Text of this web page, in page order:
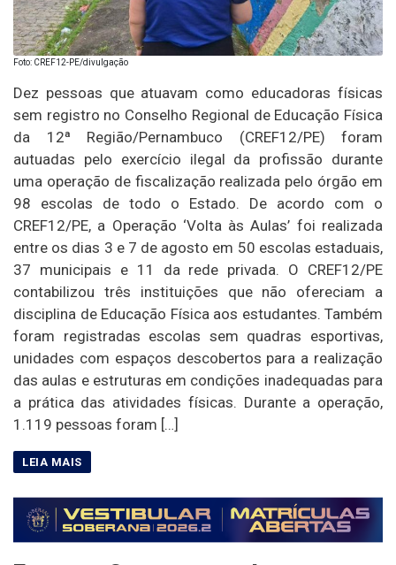
Foto: CREF12-PE/divulgação
Dez pessoas que atuavam como educadoras físicas
sem registro no Conselho Regional de Educação Física
da 12ª Região/Pernambuco (CREF12/PE) foram
autuadas pelo exercício ilegal da profissão durante
uma operação de fiscalização realizada pelo órgão em
98 escolas de todo o Estado. De acordo com o
CREF12/PE, a Operação ‘Volta às Aulas’ foi realizada
entre os dias 3 e 7 de agosto em 50 escolas estaduais,
37 municipais e 11 da rede privada. O CREF12/PE
contabilizou três instituições que não ofereciam a
disciplina de Educação Física aos estudantes. Também
foram registradas escolas sem quadras esportivas,
unidades com espaços descobertos para a realização
das aulas e estruturas em condições inadequadas para
a prática das atividades físicas. Durante a operação,
1.119 pessoas foram […]